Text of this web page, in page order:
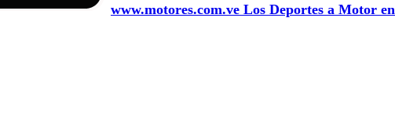
www.motores.com.ve Los Deportes a Motor